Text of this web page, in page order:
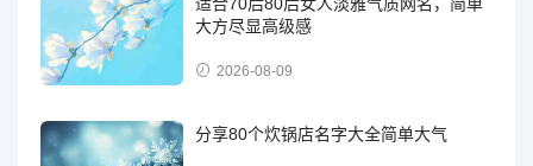
适合70后80后女人淡雅气质网名，简单
大方尽显高级感
2026-08-09
分享80个炊锅店名字大全简单大气